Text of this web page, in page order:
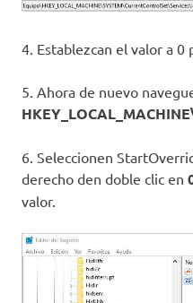
4. Establezcan el valor a 0
5. Ahora de nuevo
6. Seleccionen
derecho den doble clic en
valor.